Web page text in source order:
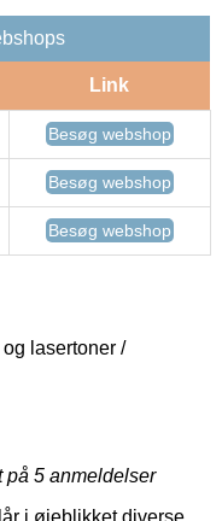
Link
Besøg webshop
Besøg webshop
Besøg webshop
lasertoner /
på 5 anmeldelser
i øjeblikket diverse